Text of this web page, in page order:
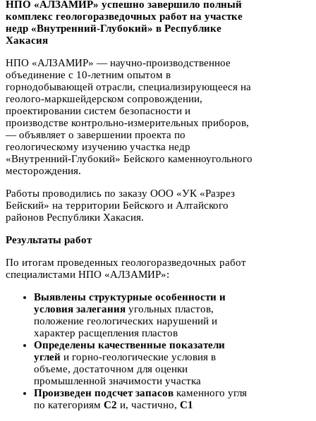
НПО «АЛЗАМИР» успешно завершило полный
комплекс геологоразведочных работ на участке
недр «Внутренний-Глубокий» в Республике
Хакасия
НПО «АЛЗАМИР» — научно-производственное
объединение с 10-летним опытом в
горнодобывающей отрасли, специализирующееся на
геолого-маркшейдерском сопровождении,
проектировании систем безопасности и
производстве контрольно-измерительных приборов,
— объявляет о завершении проекта по
геологическому изучению участка недр
«Внутренний-Глубокий» Бейского каменноугольного
месторождения.
Работы проводились по заказу ООО «УК «Разрез
Бейский» на территории Бейского и Алтайского
районов Республики Хакасия.
Результаты работ
По итогам проведенных геологоразведочных работ
специалистами НПО «АЛЗАМИР»:
Выявлены структурные особенности и
условия залегания угольных пластов,
положение геологических нарушений и
характер расщепления пластов
Определены качественные показатели
углей и горно-геологические условия в
объеме, достаточном для оценки
промышленной значимости участка
Произведен подсчет запасов каменного угля
по категориям С2 и, частично, С1